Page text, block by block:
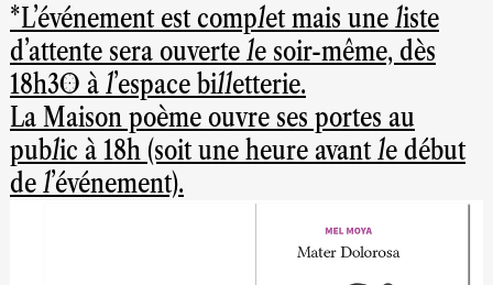
*L'événement est complet mais une liste
d'attente sera ouverte le soir-même, dès
18h30 à l'espace billetterie.
La Maison poème ouvre ses portes au
public à 18h (soit une heure avant le début
de l'événement).